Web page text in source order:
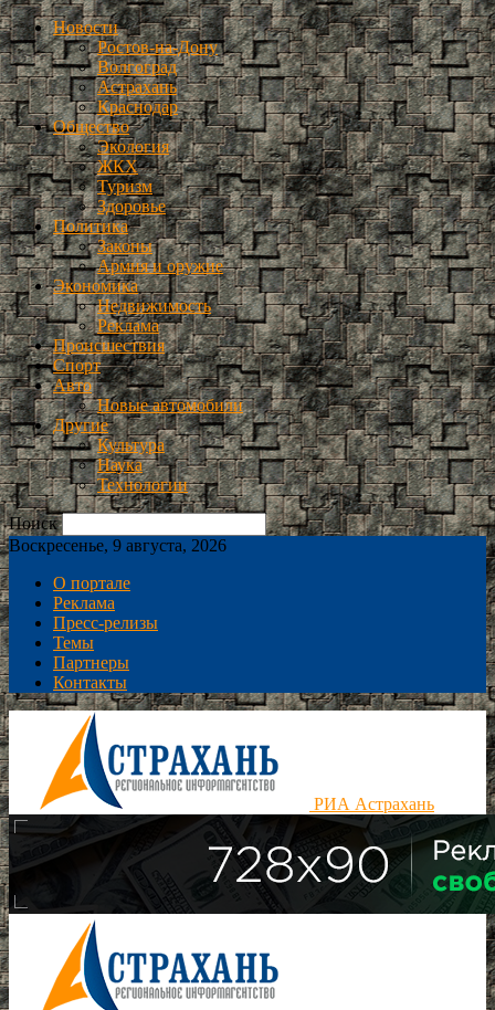
Новости
Ростов-на-Дону
Волгоград
Астрахань
Краснодар
Общество
Экология
ЖКХ
Туризм
Здоровье
Политика
Законы
Армия и оружие
Экономика
Недвижимость
Реклама
Происшествия
Спорт
Авто
Новые автомобили
Другие
Культура
Наука
Технологии
Поиск
Воскресенье, 9 августа, 2026
О портале
Реклама
Пресс-релизы
Темы
Партнеры
Контакты
РИА Астрахань